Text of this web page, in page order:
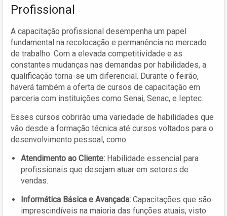
Profissional
A capacitação profissional desempenha um papel
fundamental na recolocação e permanência no mercado
de trabalho. Com a elevada competitividade e as
constantes mudanças nas demandas por habilidades, a
qualificação torna-se um diferencial. Durante o feirão,
haverá também a oferta de cursos de capacitação em
parceria com instituições como Senai, Senac, e Ieptec.
Esses cursos cobrirão uma variedade de habilidades que
vão desde a formação técnica até cursos voltados para o
desenvolvimento pessoal, como:
Atendimento ao Cliente: Habilidade essencial para
profissionais que desejam atuar em setores de
vendas.
Informática Básica e Avançada: Capacitações que são
imprescindíveis na maioria das funções atuais, visto